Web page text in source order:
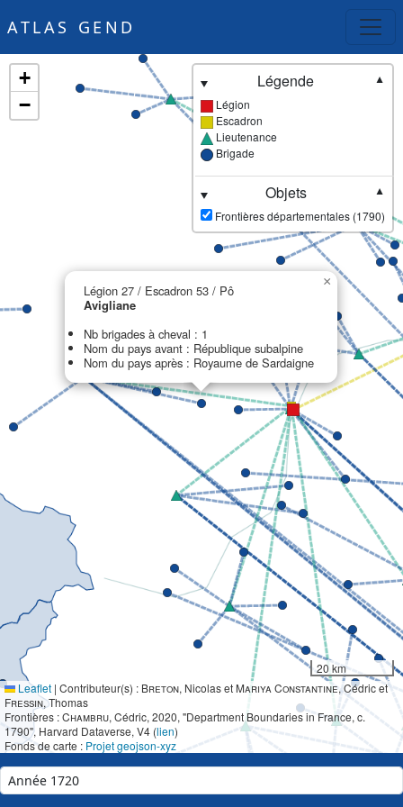
ATLAS GEND
Légion 27 / Escadron 53 / Pô
Avigliane
Nb brigades à cheval : 1
Nom du pays avant : République subalpine
Nom du pays après : Royaume de Sardaigne
×
+
−
Légende
▼
Légion
Escadron
Lieutenance
Brigade
Objets
▼
Frontières départementales (1790)
20 km
Leaflet | Contributeur(s) : Breton, Nicolas et Mariya Constantine, Cédric et
Fressin, Thomas
Frontières :Chambru, Cédric, 2020, "Department Boundaries in France, c.
1790", Harvard Dataverse, V4 (lien)
Fonds de carte : Projet geojson-xyz